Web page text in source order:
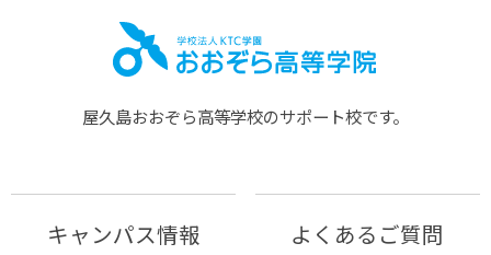
屋久島おおぞら⾼等学校のサポート校です。
キャンパス情報 よくあるご質問